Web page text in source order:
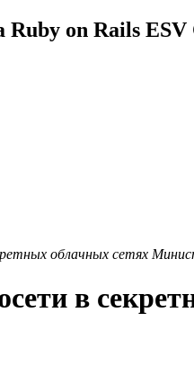
Ruby on Rails
облачных сетях
в